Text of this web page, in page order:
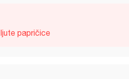
ljute papričice